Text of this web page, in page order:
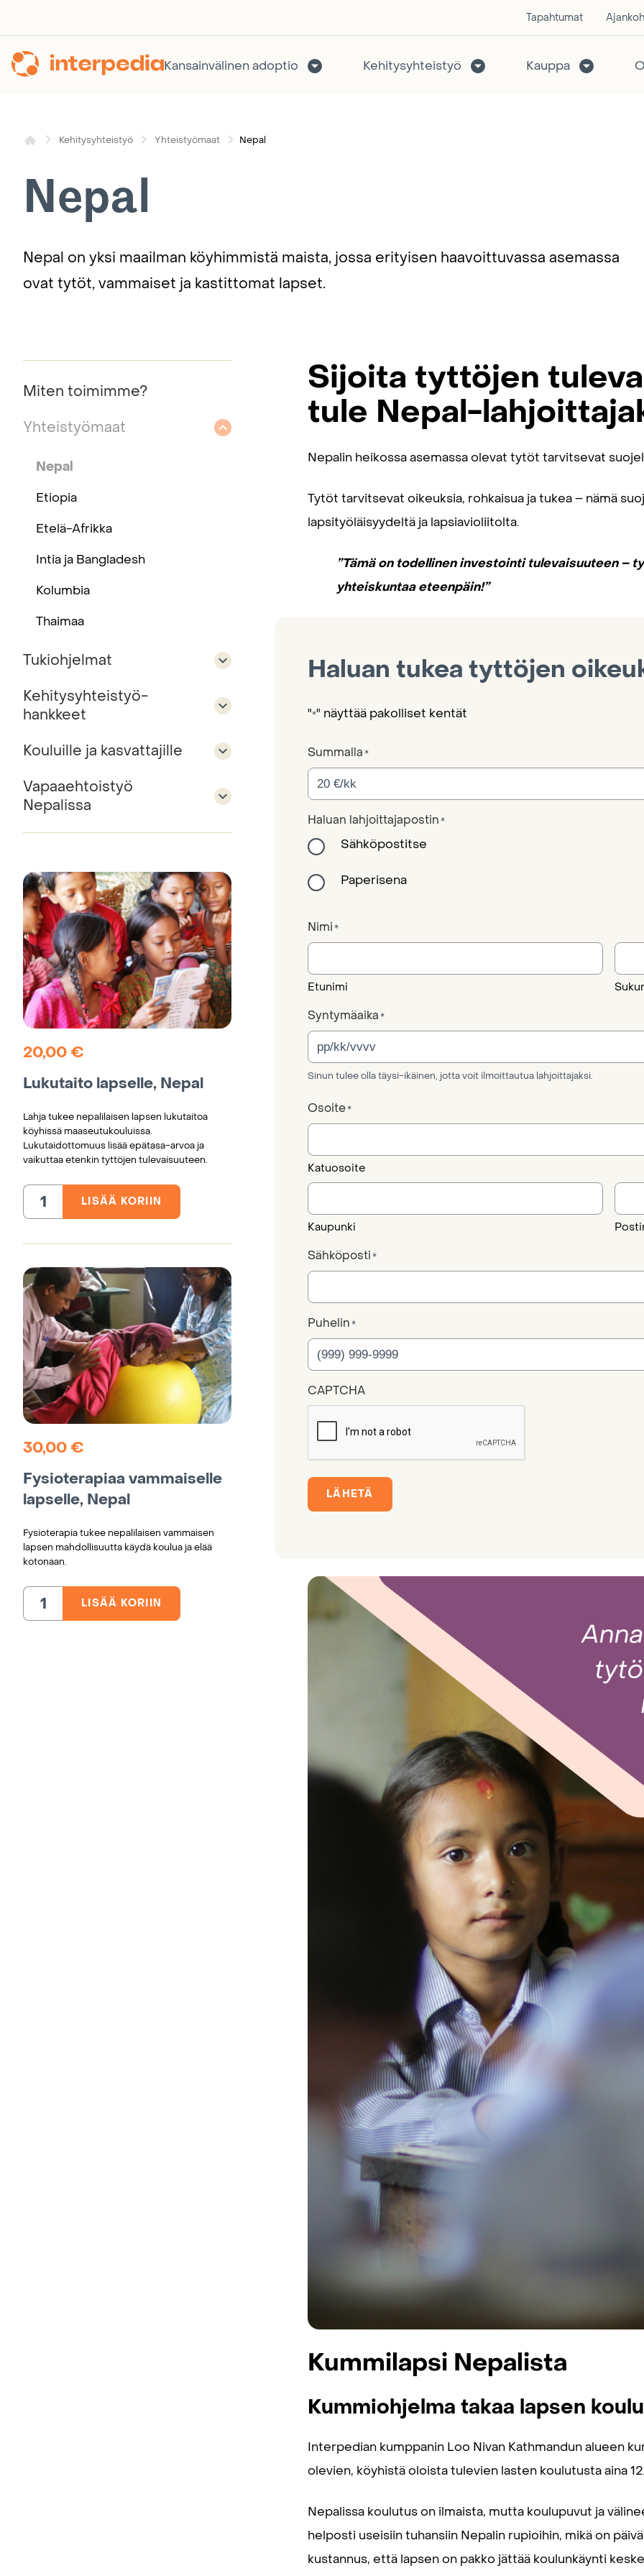
Tapahtumat
Kansainvälinen adoptio Kehitysyhteistyö Kauppa
Kehitysyhteistyö Yhteistyömaat Nepal
Nepal
Nepal on yksi maailman köyhimmistä maista, jossa erityisen haavoittuvassa asemassa
ovat tytöt, vammaiset ja kastittomat lapset.
Miten toimimme?
Yhteistyömaat
Nepal
Etiopia
Etelä-Afrikka
Intia ja Bangladesh
Kolumbia
Thaimaa
Tukiohjelmat
Kehitysyhteistyö­
hankkeet
Kouluille ja kasvattajille
Vapaaehtoistyö
Nepalissa
20,00€
Lukutaito lapselle, Nepal
Lahja tukee nepalilaisen lapsen lukutaitoa
köyhissä maaseutukouluissa.
Lukutaidottomuus lisää epätasa-arvoa ja
vaikuttaa etenkin tyttöjen tulevaisuuteen.
LukutaitoLISÄÄ KORIIN
30,00€
Fysioterapiaa vammaiselle
lapselle, Nepal
Fysioterapia tukee nepalilaisen vammaisen
lapsen mahdollisuutta käydä koulua ja elää
kotonaan.
FysioterapiaaLISÄÄ KORIIN
Sijoita tyttöjen
tule Nepal-
Nepalin heikossa asemassa olevat tytöt tarvitsevat
Tytöt tarvitsevat oikeuksia, rohkaisua ja tukea – nämä
lapsityöläisyydeltä ja lapsiavioliitolta.
”Tämä on todellinen investointi tulevaisuuteen –
yhteiskuntaa eteenpäin!”
Haluan tukea tyttöjen
"*" näyttää pakolliset kentät
Summalla*
Haluan lahjoittajapostin*
Sähköpostitse
Paperisena
Nimi*
Etunimi
Syntymäaika*
Sinun tulee olla täysi-ikäinen, jotta voit ilmoittautua lahjoittajaksi.
Osoite*
Katuosoite
Kaupunki
Sähköposti*
Puhelin*
CAPTCHA
LÄHETÄ
Kummilapsi Nepalista
Kummiohjelma takaa lapsen
Interpedian kumppanin Loo Nivan Kathmandun alueen
olevien, köyhistä oloista tulevien lasten koulutusta aina
Nepalissa koulutus on ilmaista, mutta koulupuvut ja
helposti useisiin tuhansiin Nepalin rupioihin, mikä on
kustannus, että lapsen on pakko jättää koulunkäynti